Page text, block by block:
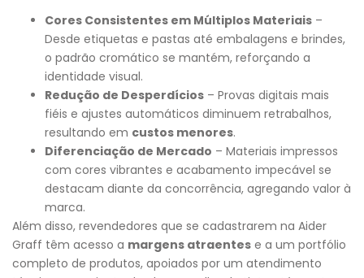
Cores Consistentes em Múltiplos Materiais –
Desde etiquetas e pastas até embalagens e brindes,
o padrão cromático se mantém, reforçando a
identidade visual.
Redução de Desperdícios – Provas digitais mais
fiéis e ajustes automáticos diminuem retrabalhos,
resultando em custos menores.
Diferenciação de Mercado – Materiais impressos
com cores vibrantes e acabamento impecável se
destacam diante da concorrência, agregando valor à
marca.
Além disso, revendedores que se cadastrarem na Aider
Graff têm acesso a margens atraentes e a um portfólio
completo de produtos, apoiados por um atendimento